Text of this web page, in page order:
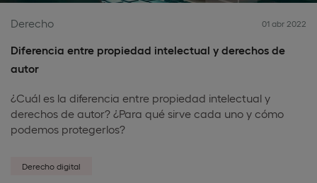
Derecho 01 abr 2022
Diferencia entre propiedad intelectual y derechos de
autor
¿Cuál es la diferencia entre propiedad intelectual y
derechos de autor? ¿Para qué sirve cada uno y cómo
podemos protegerlos?
Derecho digital